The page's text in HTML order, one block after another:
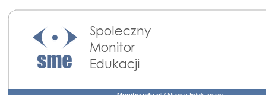
Społeczny Monitor
Edukacji